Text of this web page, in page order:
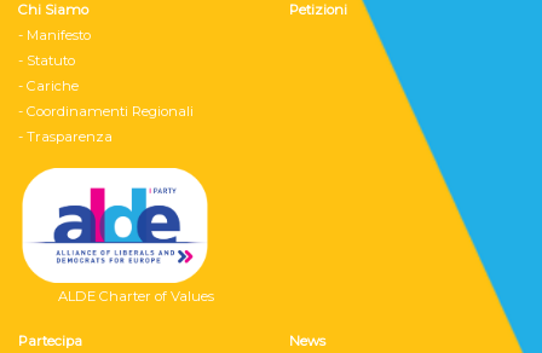
Chi Siamo
- Manifesto
- Statuto
- Cariche
- Coordinamenti Regionali
- Trasparenza
ALDE Charter of Values
Petizioni
Partecipa News